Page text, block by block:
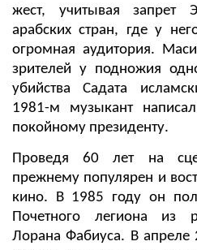
жест, учитывая запрет
арабских стран, где у
огромная аудитория.
зрителей у подножия
убийства Садата
1981-м музыкант
покойному президенту.
Проведя 60 лет на
прежнему популярен и
кино. В 1985 году он
Почетного легиона из
Лорана Фабиуса. В апреле